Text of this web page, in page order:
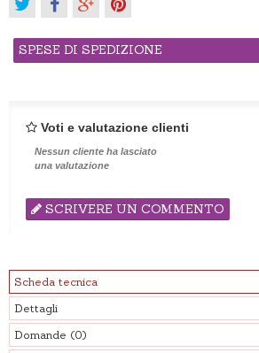
SPESE DI SPEDIZIONE
Voti e valutazione clienti
Nessun cliente ha lasciato
una valutazione
SCRIVERE UN COMMENTO
Scheda tecnica
Dettagli
Domande (0)